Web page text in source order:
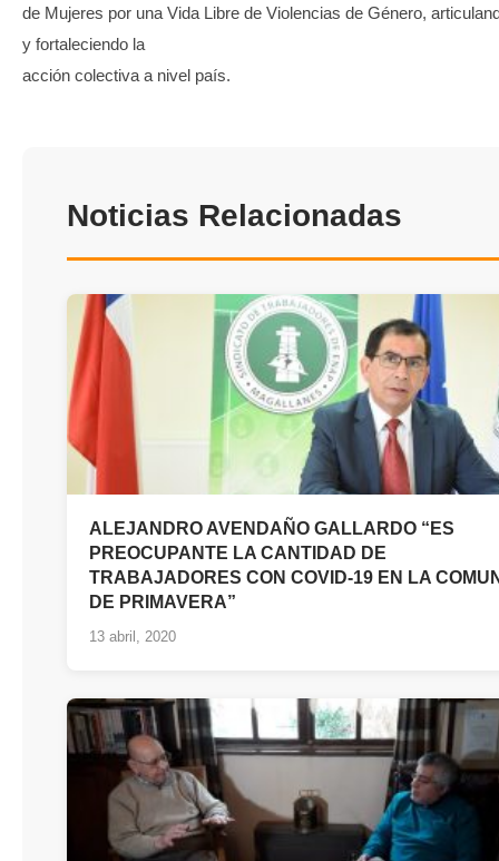
de Mujeres por una Vida Libre de Violencias de Género,
y fortaleciendo la
acción colectiva a nivel país.
Noticias Relacionadas
ALEJANDRO AVENDAÑO GALLARDO “ES
PREOCUPANTE LA CANTIDAD DE
TRABAJADORES CON COVID-19 EN LA
DE PRIMAVERA”
13 abril, 2020